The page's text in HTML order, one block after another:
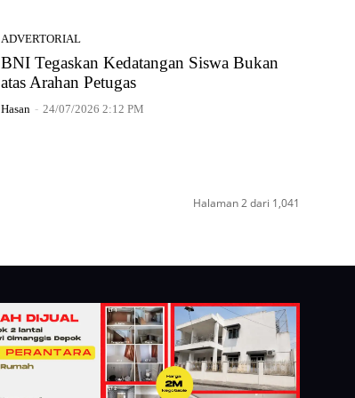
ADVERTORIAL
BNI Tegaskan Kedatangan Siswa Bukan
atas Arahan Petugas
Hasan - 24/07/2026 2:12 PM
Halaman 2 dari 1,041